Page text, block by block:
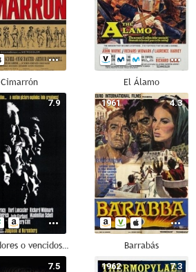
Cimarrón El Álamo
7.9
¿Vencedores o vencidos? (El juicio de Nuremberg)
4.3
1961
Barrabás
7.5 7.3
1962